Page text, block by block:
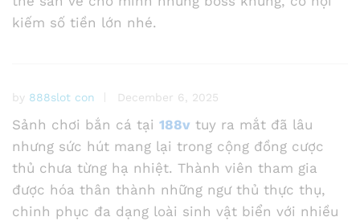
kiếm số tiền lớn nhé.
by 888slot con December 6, 2025
Sảnh chơi bắn cá tại 188v tuy ra mắt đã lâu
nhưng sức hút mang lại trong cộng đồng cược
thủ chưa từng hạ nhiệt. Thành viên tham gia
được hóa thân thành những ngư thủ thực thụ,
chinh phục đa dạng loài sinh vật biển với nhiều